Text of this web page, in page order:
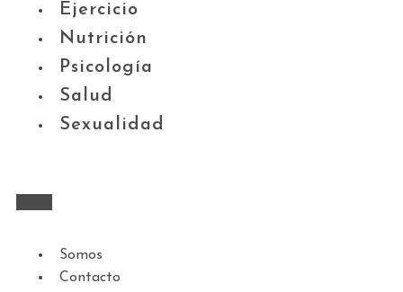
Ejercicio
Nutrición
Psicología
Salud
Sexualidad
Somos
Contacto